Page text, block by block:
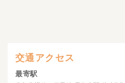
交通アクセス
最寄駅